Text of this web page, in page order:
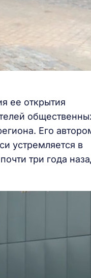
ее открытия
Его
устремляется в
три года